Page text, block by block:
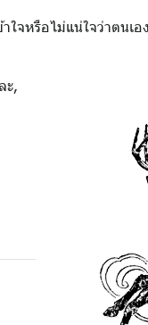
ใจหรือไม่แน่ใจว่าตน
ะ,